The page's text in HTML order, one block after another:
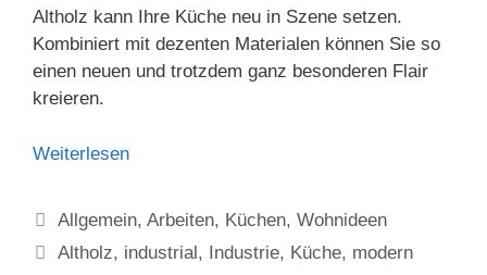
Altholz kann Ihre Küche neu in Szene setzen.
Kombiniert mit dezenten Materialen können Sie so
einen neuen und trotzdem ganz besonderen Flair
kreieren.
Weiterlesen
Allgemein,Arbeiten, Küchen,Wohnideen
Altholz, industrial, Industrie, Küche, modern